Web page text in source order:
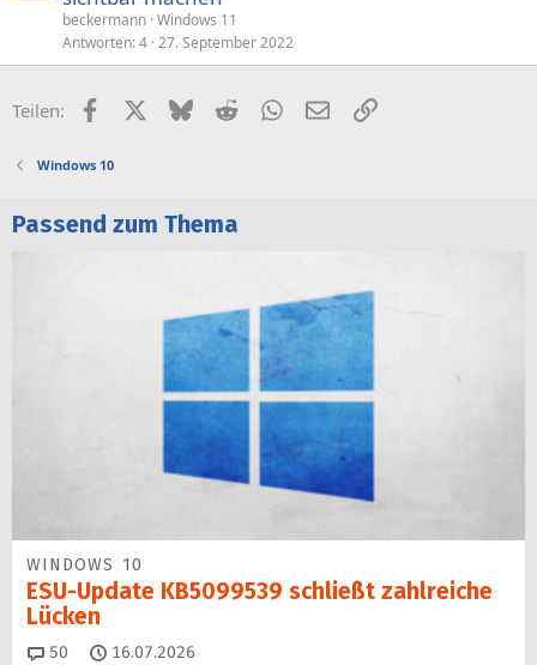
beckermann Windows 11
Antworten 4 27. September 2022
Teilen: FacebookX (Twitter)
BlueskyRedditWhatsApp
E-MailLink
Windows 10
Passend zum Thema
WINDOWS 10
ESU-Update KB5099539 schließt zahlreiche
Lücken
50 Kommentare
16.07.2026